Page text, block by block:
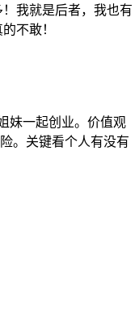
我就是后者，我也有
不敢！
妹一起创业。价值观
。关键看个人有没有